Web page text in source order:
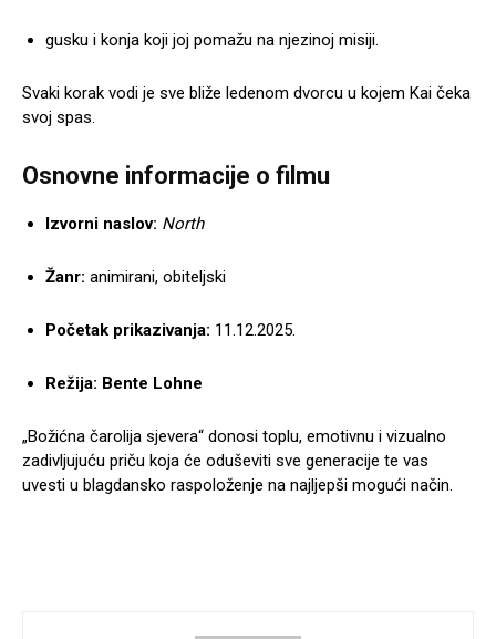
gusku i konja koji joj pomažu na njezinoj misiji.
Svaki korak vodi je sve bliže ledenom dvorcu u kojem Kai čeka
svoj spas.
Osnovne informacije o filmu
Izvorni naslov: North
Žanr: animirani, obiteljski
Početak prikazivanja: 11.12.2025.
Režija: Bente Lohne
„Božićna čarolija sjevera“ donosi toplu, emotivnu i vizualno
zadivljujuću priču koja će oduševiti sve generacije te vas
uvesti u blagdansko raspoloženje na najljepši mogući način.